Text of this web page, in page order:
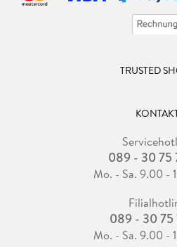
TRUSTED
089 - 30 75
Mo. - Sa. 9.00 -
089 - 30 75
Mo. - Sa. 9.00 -